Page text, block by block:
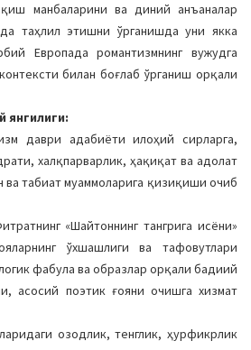
манбаларини ва диний анъаналар
таҳлил этишни ўрганишда уни якка
Европада романтизмнинг вужудга
билан боғлаб ўрганиш орқали
янгилиги:
даври адабиёти илоҳий сирларга,
халқпарварлик, ҳақиқат ва адолат
ва табиат муаммоларига қизиқиши очиб
«Шайтоннинг тангрига исёни»
ўхшашлиги ва тафовутлари
фабула ва образлар орқали бадиий
асосий поэтик ғояни очишга хизмат
озодлик, тенглик, ҳурфикрлик